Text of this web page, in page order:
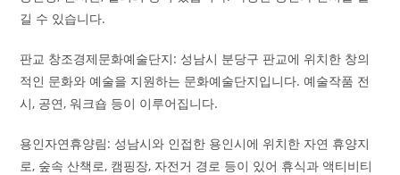
길 수 있습니다.
판교 창조경제문화예술단지: 성남시 분당구 판교에 위치한 창의
적인 문화와 예술을 지원하는 문화예술단지입니다. 예술작품 전
시, 공연, 워크숍 등이 이루어집니다.
용인자연휴양림: 성남시와 인접한 용인시에 위치한 자연 휴양지
로, 숲속 산책로, 캠핑장, 자전거 경로 등이 있어 휴식과 액티비티